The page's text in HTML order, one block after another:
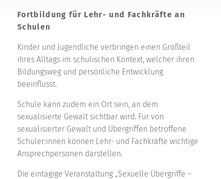
Fortbildung für Lehr- und Fachkräfte an
Schulen
Kinder und Jugendliche verbringen einen Großteil
ihres Alltags im schulischen Kontext, welcher ihren
Bildungsweg und persönliche Entwicklung
beeinflusst.
Schule kann zudem ein Ort sein, an dem
sexualisierte Gewalt sichtbar wird. Für von
sexualisierter Gewalt und Übergriffen betroffene
Schüler:innen können Lehr- und Fachkräfte wichtige
Ansprechpersonen darstellen.
Die eintägige Veranstaltung „Sexuelle Übergriffe –